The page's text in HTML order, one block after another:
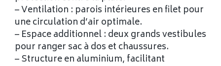
– Ventilation : parois intérieures en filet pour
une circulation d’air optimale.
– Espace additionnel : deux grands vestibules
pour ranger sac à dos et chaussures.
– Structure en aluminium, facilitant